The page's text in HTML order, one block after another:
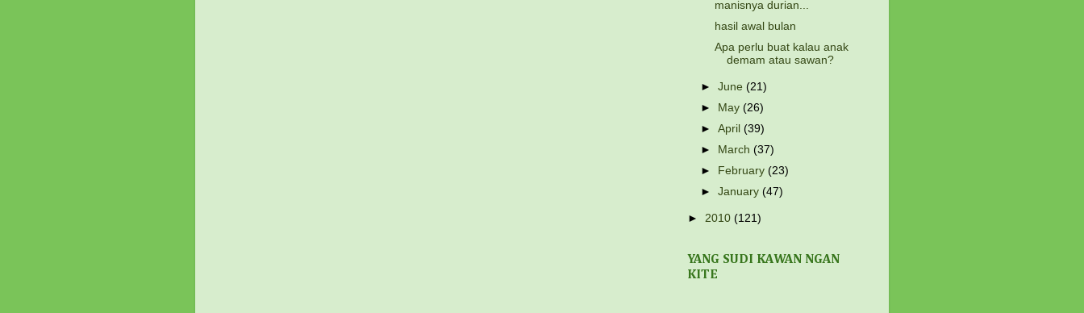
manisnya durian...
hasil awal bulan
Apa perlu buat kalau anak
demam atau sawan?
►June(21)
►
May(26)
►April(39)
►
March(37)
►
February(23)
►January(47)
► 2010 (121)
YANG SUDI KAWAN NGAN
KITE